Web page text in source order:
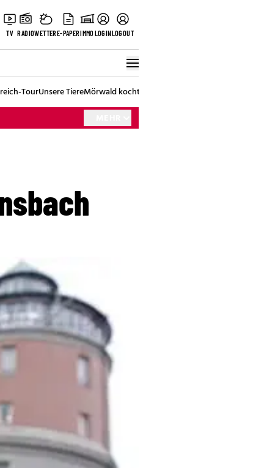
TV RADIOWETTERE-PAPERIMMOLOGINLOGOUT
TourUnsere TiereMörwald kocht